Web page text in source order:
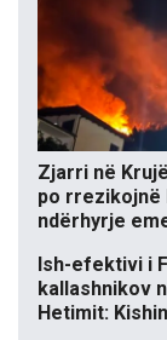
Zjarri në
po rrezikojnë
ndërhyrje
Ish-efektivi i
kallashnikov
Hetimit: